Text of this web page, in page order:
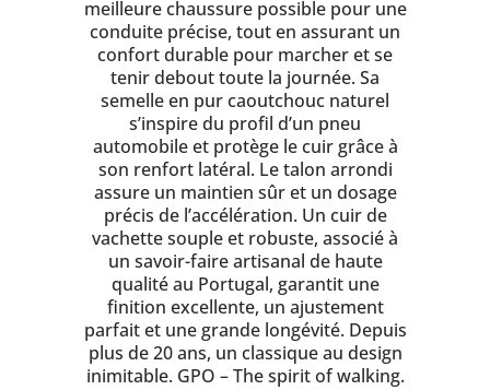
meilleure chaussure possible pour une
conduite précise, tout en assurant un
confort durable pour marcher et se
tenir debout toute la journée. Sa
semelle en pur caoutchouc naturel
s’inspire du profil d’un pneu
automobile et protège le cuir grâce à
son renfort latéral. Le talon arrondi
assure un maintien sûr et un dosage
précis de l’accélération. Un cuir de
vachette souple et robuste, associé à
un savoir-faire artisanal de haute
qualité au Portugal, garantit une
finition excellente, un ajustement
parfait et une grande longévité. Depuis
plus de 20 ans, un classique au design
inimitable. GPO – The spirit of walking.